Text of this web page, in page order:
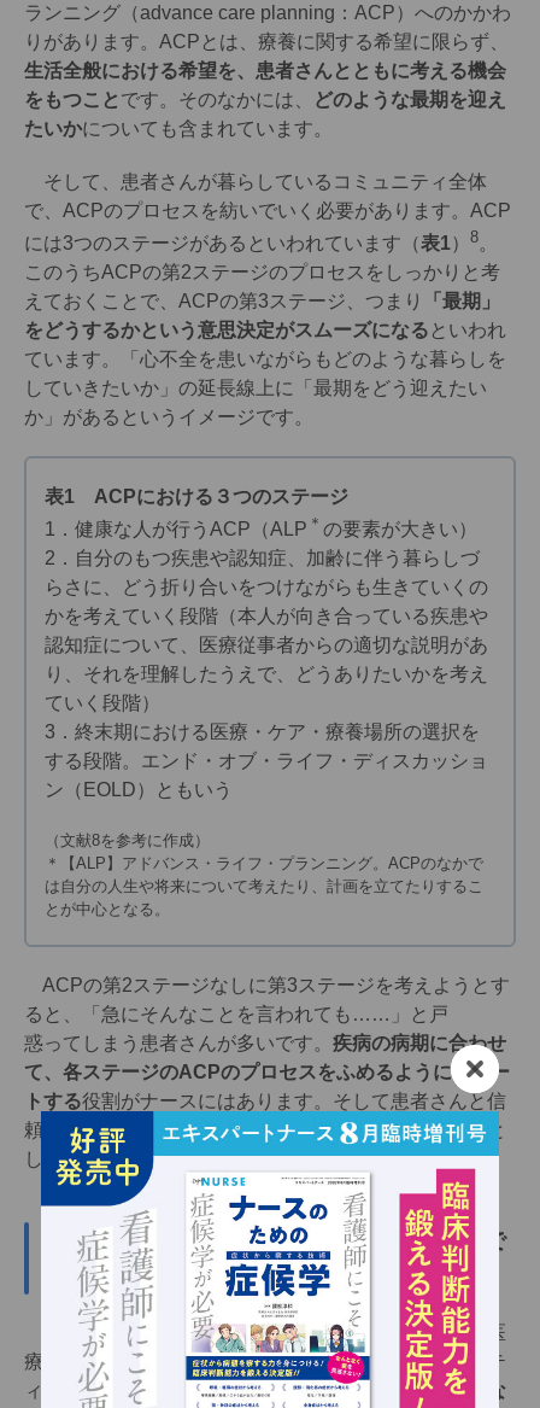
ランニング（advance care planning：ACP）へのかかわ
りがあります。ACPとは、療養に関する希望に限らず、
生活全般における希望を、患者さんとともに考える機会
をもつこと です。そのなかには、
どのような最期を迎え
たいかについても含まれています。
そして、患者さんが暮らしているコミュニティ全体
で、ACPのプロセスを紡いでいく必要があります。ACP
には3つのステージがあるといわれています（表1） 8。
このうちACPの第2ステージのプロセスをしっかりと考
えておくことで、ACPの第3ステージ、つまり
「最期」
をどうするかという意思決定がスムーズになる といわれ
ています。「心不全を患いながらもどのような暮らしを
していきたいか」の延長線上に「最期をどう迎えたい
か」があるというイメージです。
表1 ACPにおける３つのステージ
1．健康な人が行うACP（ALP ＊ の要素が大きい）
2．自分のもつ疾患や認知症、加齢に伴う暮らしづ
らさに、どう折り合いをつけながらも生きていくの
かを考えていく段階（本人が向き合っている疾患や
認知症について、医療従事者からの適切な説明があ
り、それを理解したうえで、どうありたいかを考え
ていく段階）
3．終末期における医療・ケア・療養場所の選択を
する段階。エンド・オブ・ライフ・ディスカッショ
ン（EOLD）ともいう
（文献8を参考に作成）
＊【ALP】アドバンス・ライフ・プランニング。ACPのなかで
は自分の人生や将来について考えたり、計画を立てたりするこ
とが中心となる。
ACPの第2ステージなしに第3ステージを考えようとす
ると、「急にそんなことを言われても……」と戸
惑ってしまう患者さんが多いです。 疾病の病期に合わせ
て、各ステージのACPのプロセスをふめるようにサポー
トする役割がナースにはあります。そして患者さんと信
頼関係を構築し、職種間・病院と在宅をつなぐ調整役と
しての活躍も期待されます。
心不全を早期発見、 治療するための地域で
の取り組み
心不全の早期発見・治療は１つの社会問題であり、医
療機関のみならず心不全の患者さんが暮らすコミュニテ
ィ全体で取り組むべき課題です。地域全体でさまざまな